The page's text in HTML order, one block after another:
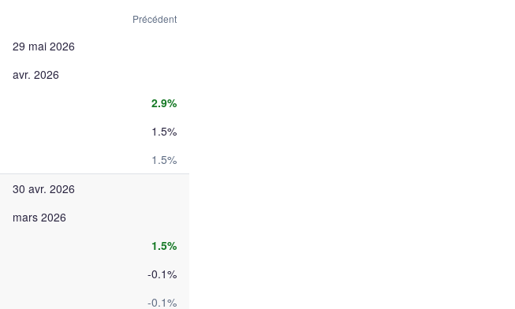
Précédent
29 mai 2026
avr. 2026
2.9%
1.5%
1.5%
30 avr. 2026
mars 2026
1.5%
-0.1%
-0.1%